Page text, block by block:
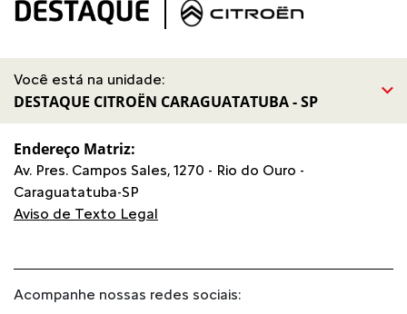
Você está na unidade:
DESTAQUE CITROËN CARAGUATATUBA - SP
Endereço Matriz:
Av. Pres. Campos Sales, 1270 - Rio do Ouro -
Caraguatatuba-SP
Aviso de Texto Legal
Acompanhe nossas redes sociais: